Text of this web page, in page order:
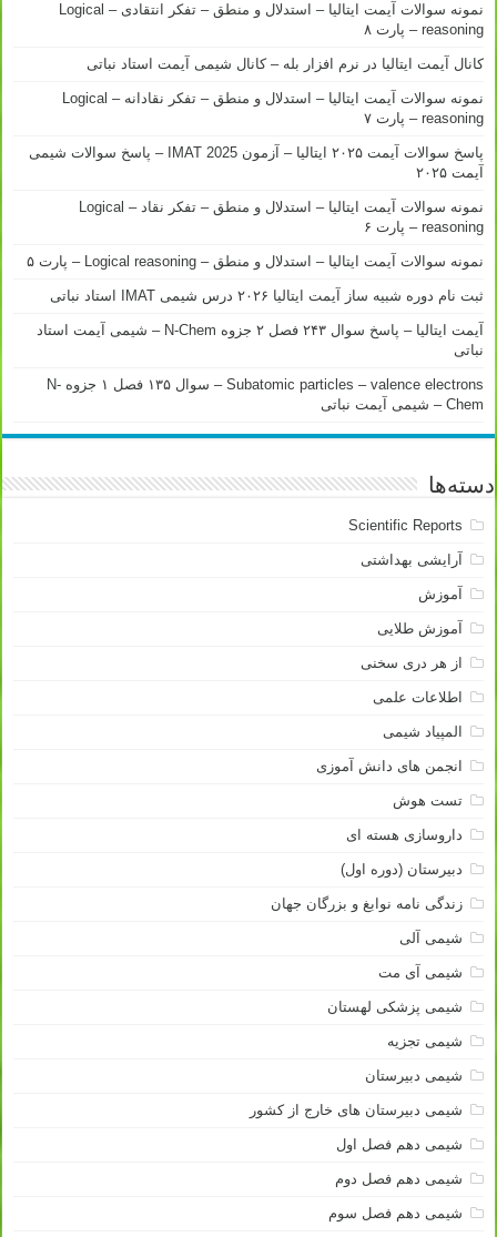
نمونه سوالات آیمت ایتالیا – استدلال و منطق – تفکر انتقادی – Logical
reasoning – پارت ۸
کانال آیمت ایتالیا در نرم افزار بله – کانال شیمی آیمت استاد نباتی
نمونه سوالات آیمت ایتالیا – استدلال و منطق – تفکر نقادانه – Logical
reasoning – پارت ۷
پاسخ سوالات آیمت ۲۰۲۵ ایتالیا – آزمون IMAT 2025 – پاسخ سوالات شیمی
آیمت ۲۰۲۵
نمونه سوالات آیمت ایتالیا – استدلال و منطق – تفکر نقاد – Logical
reasoning – پارت ۶
نمونه سوالات آیمت ایتالیا – استدلال و منطق – Logical reasoning – پارت ۵
ثبت نام دوره شبیه ساز آیمت ایتالیا ۲۰۲۶ درس شیمی IMAT استاد نباتی
آیمت ایتالیا – پاسخ سوال ۲۴۳ فصل ۲ جزوه N-Chem – شیمی آیمت استاد
نباتی
Subatomic particles – valence electrons – سوال ۱۳۵ فصل ۱ جزوه N-
Chem – شیمی آیمت نباتی
دسته‌ها
Scientific Reports
آرایشی بهداشتی
آموزش
آموزش طلایی
از هر دری سخنی
اطلاعات علمی
المپیاد شیمی
انجمن های دانش آموزی
تست هوش
داروسازی هسته ای
دبیرستان (دوره اول)
زندگی نامه نوابغ و بزرگان جهان
شیمی آلی
شیمی آی مت
شیمی پزشکی لهستان
شیمی تجزیه
شیمی دبیرستان
شیمی دبیرستان های خارج از کشور
شیمی دهم فصل اول
شیمی دهم فصل دوم
شیمی دهم فصل سوم